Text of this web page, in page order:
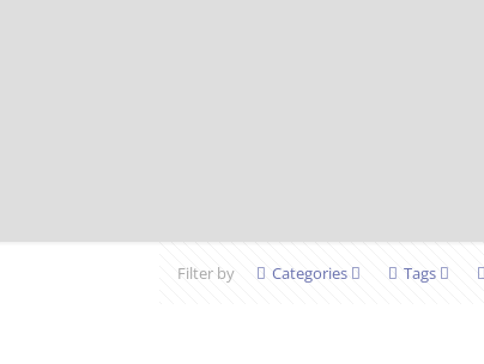
Filter by Categories Tags